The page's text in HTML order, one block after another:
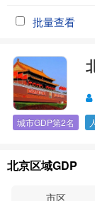
批量查看
城市GDP第2名
北京区域GDP
市区